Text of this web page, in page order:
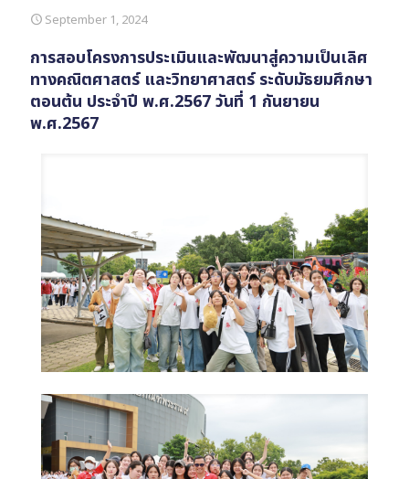
September 1, 2024
การสอบโครงการประเมินและพัฒนาสู่ความเป็นเลิศ
ทางคณิตศาสตร์ และวิทยาศาสตร์ ระดับมัธยมศึกษา
ตอนต้น ประจำปี พ.ศ.2567 วันที่ 1 กันยายน
พ.ศ.2567